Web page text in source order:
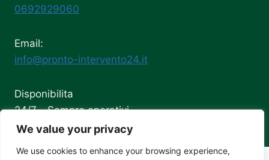
We value your privacy
We use cookies to enhance your browsing experience,
0692929060
Email:
info@pronto-intervento24.it
Disponibilita
24/7 - Sempre operativi